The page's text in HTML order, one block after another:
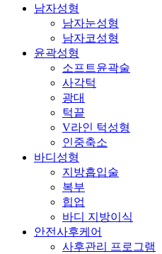
남자성형
남자눈성형
남자코성형
윤곽성형
소프트윤곽술
사각턱
광대
턱끝
V라인 턱성형
인중축소
바디성형
지방흡입술
복부
힙업
바디 지방이식
안전사후케어
사후관리 프로그램